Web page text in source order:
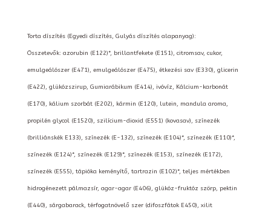
Torta díszítés (Egyedi díszítés, Gulyás díszítés alapanyag):
Összetevők: azorubin (E122)*, brillantfekete (E151), citromsav, cukor,
emulgeálószer (E471), emulgeálószer (E475), étkezési sav (E330), glicerin
(E422), glükózszirup, Gumiarábikum (E414), ivóvíz, Kálcium-karbonát
(E170), kálium szorbát (E202), kármin (E120), lutein, mandula aroma,
propilén glycol (E1520), szilícium-dioxid (E551) (kovasav), színezék
(brilliánskék E133), színezék (E-132), színezék (E104)*, színezék (E110)*,
színezék (E124)*, színezék (E129)*, színezék (E153), színezék (E172),
színezék (E555), tápióka keményítő, tartrazin (E102)*, teljes mértékben
hidrogénezett pálmazsír, agar-agar (E406), glükóz-fruktóz szörp, pektin
(E440), sárgabarack, térfogatnövelő szer (difoszfátok E450), xilit